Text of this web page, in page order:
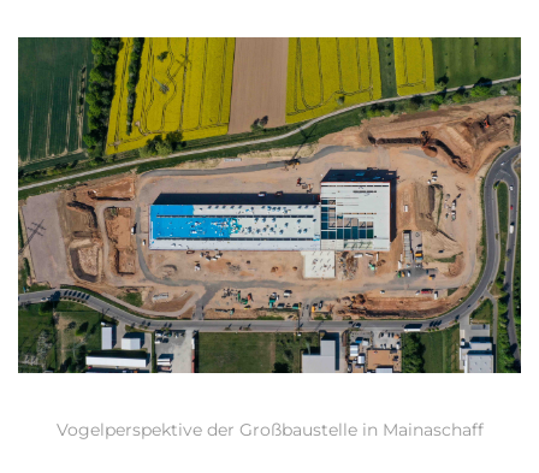
Vogelperspektive der Großbaustelle in Mainaschaff